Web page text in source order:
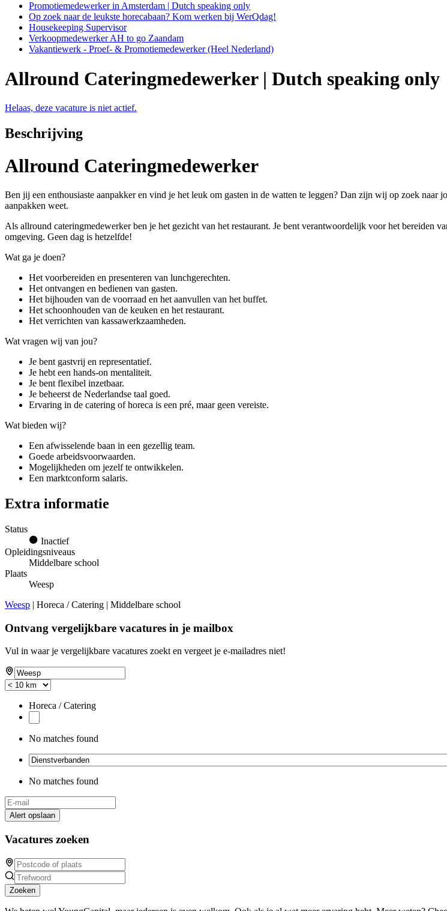
Promotiemedewerker in Amsterdam | Dutch speaking only
Op zoek naar de leukste horecabaan? Kom werken bij WerQdag!
Housekeeping Supervisor
Verkoopmedewerker AH to go Zaandam
Vakantiewerk - Proef- & Promotiemedewerker (Heel Nederland)
Allround Cateringmedewerker | Dutch speaking only
Helaas, deze vacature is niet actief.
Beschrijving
Allround Cateringmedewerker
Ben jij een enthousiaste aanpakker en vind je het leuk om gasten in de watten te leggen? Dan zijn wij op zoek
aanpakken weet.
Als allround cateringmedewerker ben je het gezicht van het restaurant. Je bent verantwoordelijk voor het bereiden
omgeving. Geen dag is hetzelfde!
Wat ga je doen?
Het voorbereiden en presenteren van lunchgerechten.
Het ontvangen en bedienen van gasten.
Het bijhouden van de voorraad en het aanvullen van het buffet.
Het schoonhouden van de keuken en het restaurant.
Het verrichten van kassawerkzaamheden.
Wat vragen wij van jou?
Je bent gastvrij en representatief.
Je hebt een hands-on mentaliteit.
Je bent flexibel inzetbaar.
Je beheerst de Nederlandse taal goed.
Ervaring in de catering of horeca is een pré, maar geen vereiste.
Wat bieden wij?
Een afwisselende baan in een gezellig team.
Goede arbeidsvoorwaarden.
Mogelijkheden om jezelf te ontwikkelen.
Een marktconform salaris.
Extra informatie
Status
Inactief
Opleidingsniveaus
Middelbare school
Plaats
Weesp
Weesp | Horeca / Catering | Middelbare school
Ontvang vergelijkbare vacatures in je mailbox
Vul in waar je vergelijkbare vacatures zoekt en vergeet je e-mailadres niet!
Horeca / Catering
No matches found
No matches found
Alert opslaan
Vacatures zoeken
Zoeken